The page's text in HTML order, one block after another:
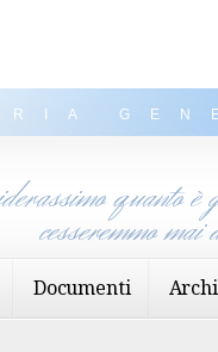
Documenti
quanto
cesseremmo